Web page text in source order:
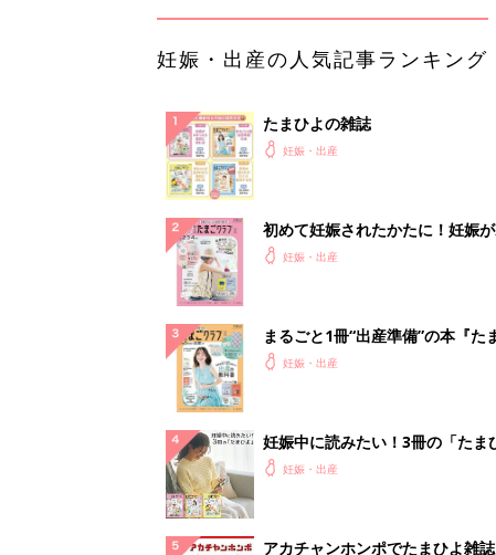
夫婦で予習する 出産の教科書
妊娠中に読みたい！3冊の「たまひ
mazonタイムセールが見逃せない
PR（Amazon）
ランキングをもっと見る
妊娠・出産の人気テーマ